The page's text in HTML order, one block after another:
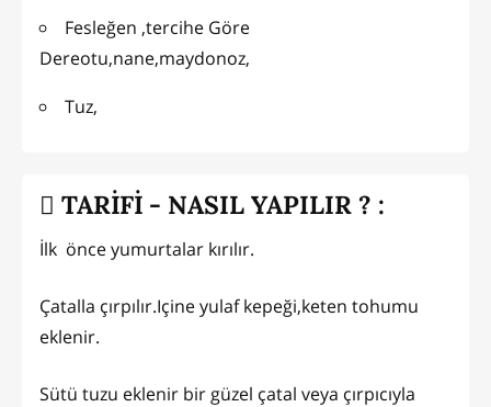
Fesleğen ,tercihe Göre
Dereotu,nane,maydonoz,
Tuz,
TARİFİ - NASIL YAPILIR ? :
İlk önce yumurtalar kırılır.
Çatalla çırpılır.Içine yulaf kepeği,keten tohumu
eklenir.
Sütü tuzu eklenir bir güzel çatal veya çırpıcıyla